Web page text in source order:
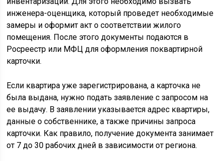
инженера-оценщика, который проведет необходимые
замеры и оформит акт о соответствии жилого
помещения. После этого документы подаются в
Росреестр или МФЦ для оформления поквартирной
карточки.
Если квартира уже зарегистрирована, а карточка не
была выдана, нужно подать заявление с запросом на
ее выдачу. В заявлении указывается адрес квартиры,
данные о собственнике, а также причины запроса
карточки. Как правило, получение документа занимает
от 7 до 30 рабочих дней в зависимости от региона.